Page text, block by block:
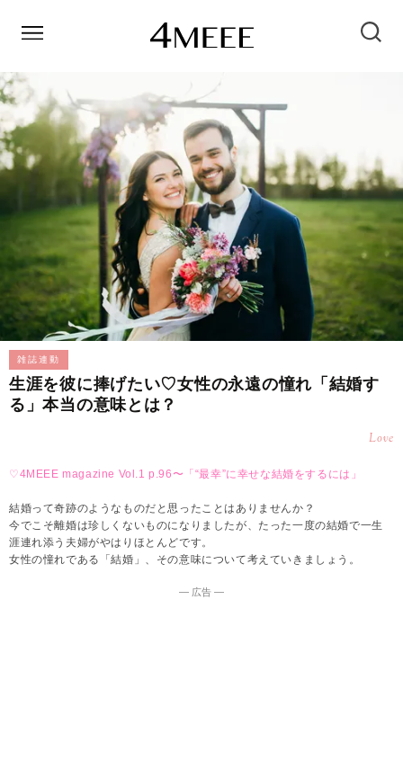
雑誌連動
生涯を彼に捧げたい♡女性の永遠の憧れ「結婚す
る」本当の意味とは？
Love
♡4MEEE magazine Vol.1 p.96〜「“最幸”に幸せな結婚をするには」
結婚って奇跡のようなものだと思ったことはありませんか？
今でこそ離婚は珍しくないものになりましたが、たった一度の結婚で一生
涯連れ添う夫婦がやはりほとんどです。
女性の憧れである「結婚」、その意味について考えていきましょう。
― 広告 ―